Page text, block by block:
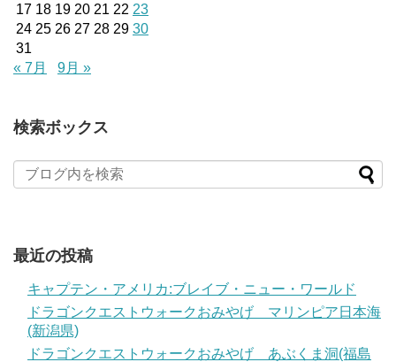
17 18 19 20 21 22 23
24 25 26 27 28 29 30
31
« 7月
9月 »
検索ボックス
最近の投稿
キャプテン・アメリカ:ブレイブ・ニュー・ワールド
ドラゴンクエストウォークおみやげ マリンピア日本海
(新潟県)
ドラゴンクエストウォークおみやげ あぶくま洞(福島